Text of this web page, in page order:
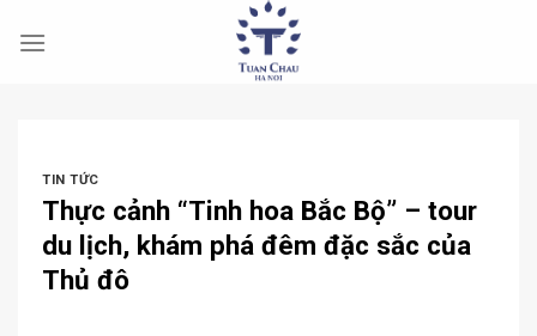
TIN TỨC
Thực cảnh “Tinh hoa Bắc Bộ” – tour
du lịch, khám phá đêm đặc sắc của
Thủ đô